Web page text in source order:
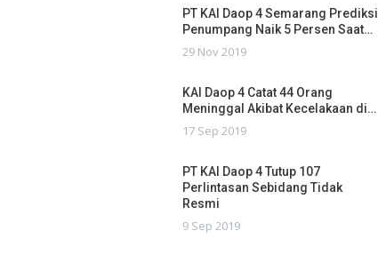
PT KAI Daop 4 Semarang Prediksi
Penumpang Naik 5 Persen Saat…
29 Nov 2019
KAI Daop 4 Catat 44 Orang
Meninggal Akibat Kecelakaan di…
17 Sep 2019
PT KAI Daop 4 Tutup 107
Perlintasan Sebidang Tidak
Resmi
9 Sep 2019